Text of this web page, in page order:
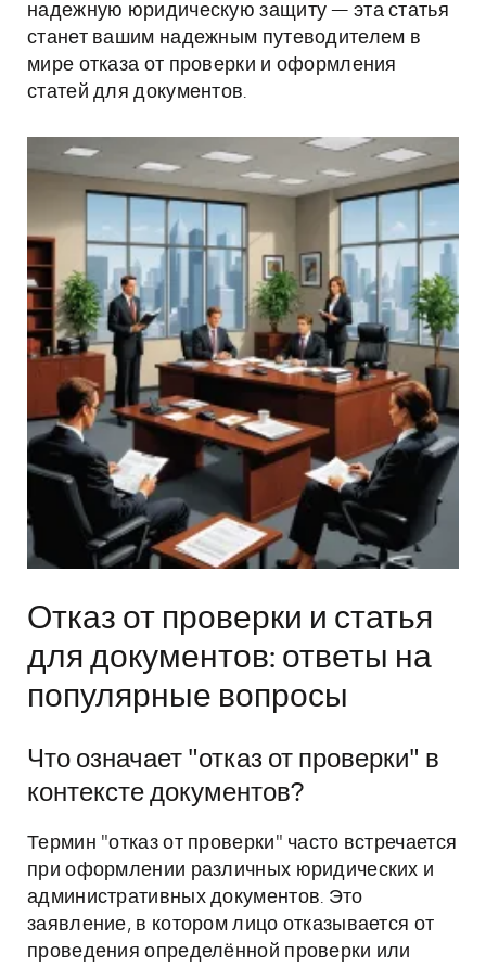
надежную юридическую защиту — эта статья
станет вашим надежным путеводителем в
мире отказа от проверки и оформления
статей для документов.
Отказ от проверки и статья
для документов: ответы на
популярные вопросы
Что означает "отказ от проверки" в
контексте документов?
Термин "отказ от проверки" часто встречается
при оформлении различных юридических и
административных документов. Это
заявление, в котором лицо отказывается от
проведения определённой проверки или